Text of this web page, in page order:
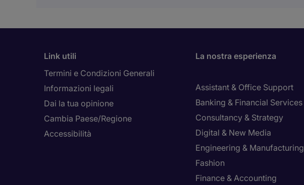
Link utili
Termini e Condizioni Generali
Informazioni legali
Dai la tua opinione
Cambia Paese/Regione
Accessibilità
La nostra esperienza
Assistant & Office Support
Banking & Financial Services
Consultancy & Strategy
Digital & New Media
Engineering & Manufacturing
Fashion
Finance & Accounting